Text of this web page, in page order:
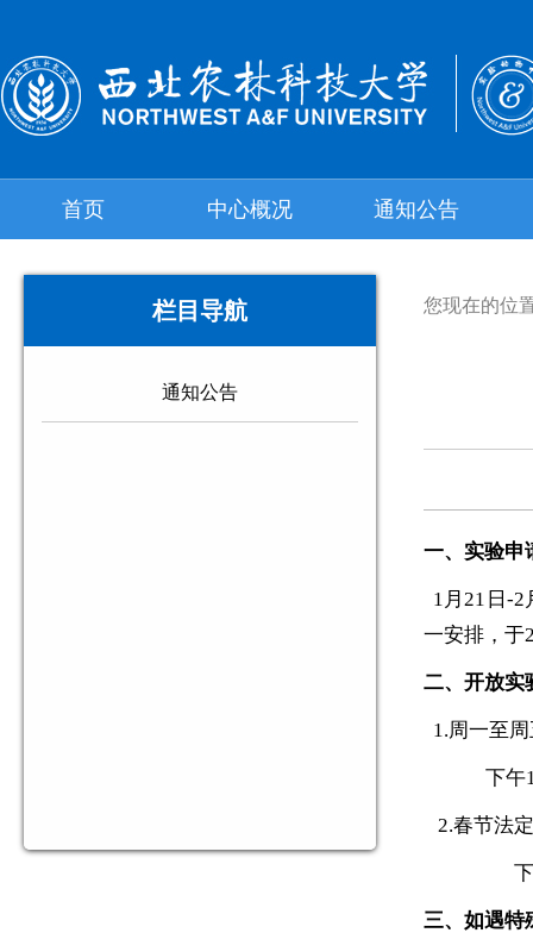
首页 中心概况 通知公告
栏目导航
通知公告
您现在的位
一、实验申
1月21日-2
一安排，于
二、开放实
1.周一至
下午
2.春节法
下午
三、如遇特